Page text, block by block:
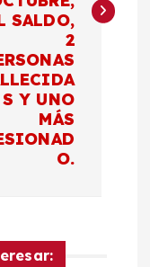
SALDO,
2
S Y UNO
MÁS
O.